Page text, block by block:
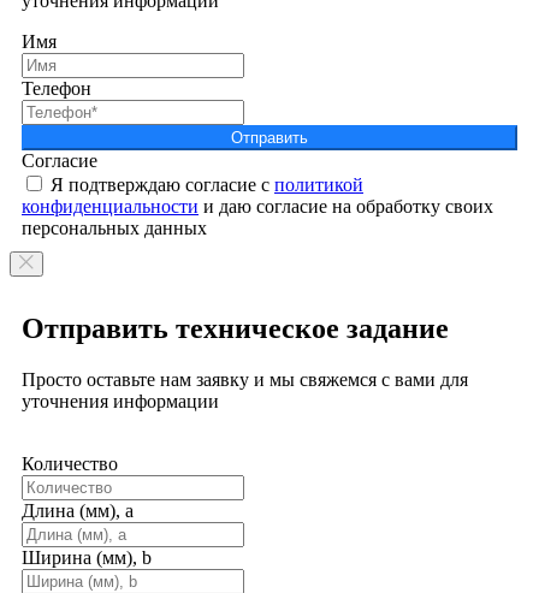
Имя
Телефон
Отправить
Согласие
Я подтверждаю согласие с политикой
конфиденциальности и даю согласие на обработку своих
персональных данных
Отправить техническое задание
Просто оставьте нам заявку и мы свяжемся с вами для
уточнения информации
Количество
Длина (мм), a
Ширина (мм), b